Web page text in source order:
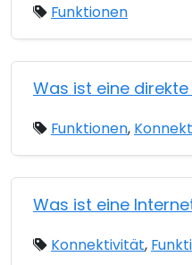
Funktionen
Was ist eine
Funktionen,
Was ist eine
Konnektivität,